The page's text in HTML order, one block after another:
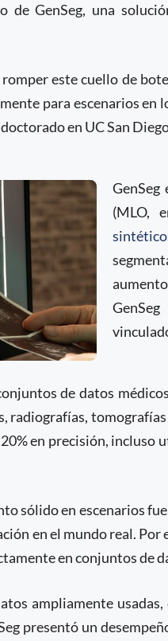
GenSeg, una
este cuello de
para escenarios en
en UC San
(MLO,
de datos
radiografías,
en precisión, incluso
sólido en escenarios
en el mundo real.
en conjuntos de
ampliamente
presentó un